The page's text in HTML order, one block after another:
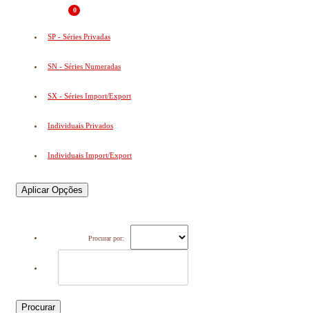
0
SP - Séries Privadas
SN - Séries Numeradas
SX - Séries Import/Export
Individuais Privados
Individuais Import/Export
Aplicar Opções
Procurar por:
Procurar